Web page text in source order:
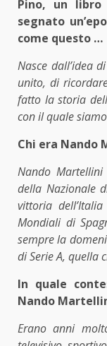
Pino, un
segnato
come questo …
Nasce dall’idea
unito, di
fatto la storia
con il quale
Chi era Nando
Nando
della Nazionale
vittoria
Mondiali di
sempre la
di Serie A, quella
In quale
Nando
Erano anni